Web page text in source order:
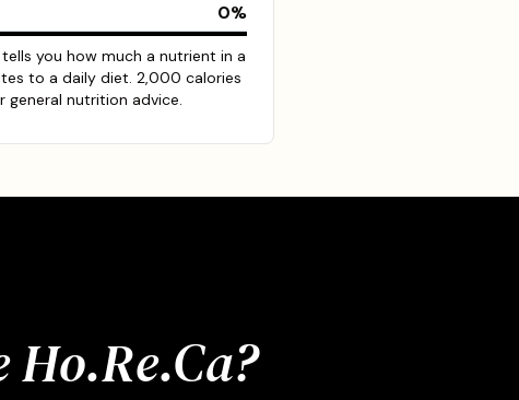
0%
tells you how much a nutrient in a
to a daily diet. 2,000 calories
general nutrition advice.